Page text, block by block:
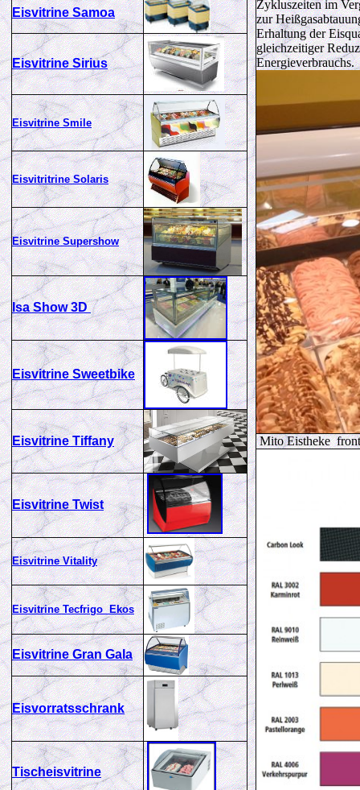
Eisvitrine Samoa
Eisvitrine Sirius
Eisvitrine Smile
Eisvitritrine Solaris
Eisvitrine Supershow
Isa Show 3D
Eisvitrine Sweetbike
Eisvitrine Tiffany
Eisvitrine Twist
Eisvitrine Vitality
Eisvitrine Tecfrigo Ekos
Eisvitrine Gran Gala
Eisvorratsschrank
Tischeisvitrine
Zykluszeiten im
zur
Erhaltung der
gleichzeitiger
Energieverbrauchs.
Mito Eistheke